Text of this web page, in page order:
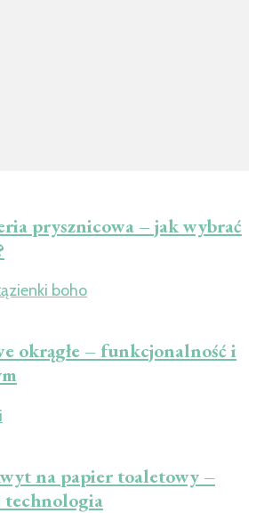
prysznicowa – jak wybrać
okrągłe – funkcjonalność i
na papier toaletowy –